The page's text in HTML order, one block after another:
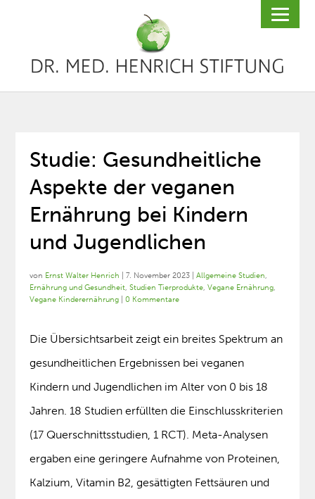
Studie: Gesundheitliche
Aspekte der veganen
Ernährung bei Kindern
und Jugendlichen
von Ernst Walter Henrich |7. November 2023 |Allgemeine Studien,
Ernährung und Gesundheit,Studien Tierprodukte,Vegane Ernährung,
Vegane Kinderernährung |0 Kommentare
Die Übersichtsarbeit zeigt ein breites Spektrum an
gesundheitlichen Ergebnissen bei veganen
Kindern und Jugendlichen im Alter von 0 bis 18
Jahren. 18 Studien erfüllten die Einschlusskriterien
(17 Querschnittsstudien, 1 RCT). Meta-Analysen
ergaben eine geringere Aufnahme von Proteinen,
Kalzium, Vitamin B2, gesättigten Fettsäuren und